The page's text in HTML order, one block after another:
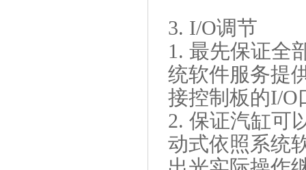
3. I/O调节
1. 最先保证全
统软件服务提
接控制板的I/O
2. 保证汽缸可
动式依照系统